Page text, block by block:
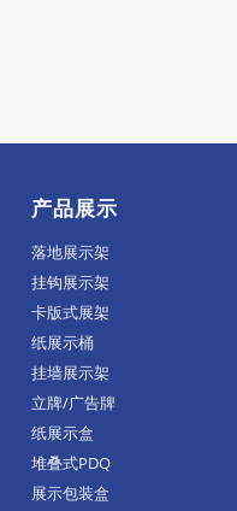
产品展示
落地展示架
挂钩展示架
卡版式展架
纸展示桶
挂墙展示架
立牌/广告牌
纸展示盒
堆叠式PDQ
展示包装盒